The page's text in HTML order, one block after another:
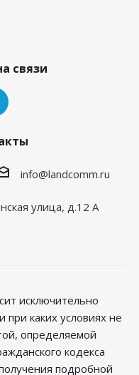
связи
info@landcomm.ru
улица, д.12 А
исключительно
каких условиях не
определяемой
кодекса
подробной